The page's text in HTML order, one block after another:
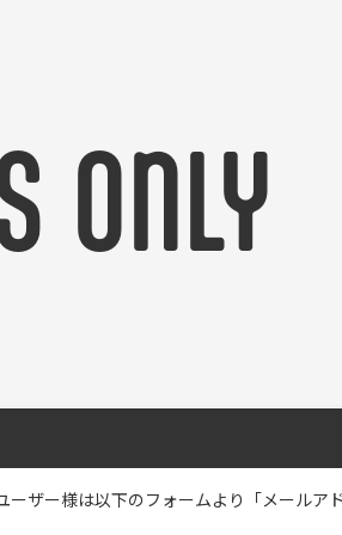
ONLY
ザー様は以下のフォームより「メールア